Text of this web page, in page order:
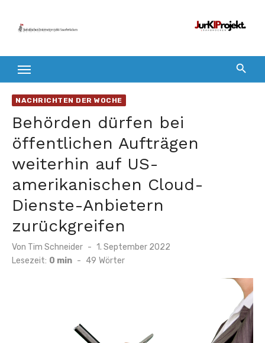
Inhalt
NACHRICHTEN DER WOCHE
Behörden dürfen bei
öffentlichen Aufträgen
weiterhin auf US-
amerikanischen Cloud-
Dienste-Anbietern
zurückgreifen
Von Tim Schneider
Veröffentlicht
am
1. September 2022
Lesezeit: 0 min - 49 Wörter